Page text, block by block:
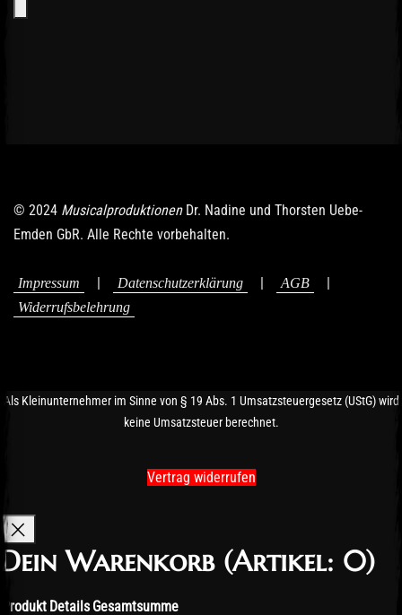
© 2024 MusicalproduktionenDr. Nadine und Thorsten Uebe-
Emden GbR. Alle Rechte vorbehalten.
Impressum Datenschutzerklärung AGB
Widerrufsbelehrung
Als Kleinunternehmer im Sinne von § 19 Abs. 1 Umsatzsteuergesetz (UStG) wird
keine Umsatzsteuer berechnet.
Vertrag widerrufen
Dein Warenkorb (Artikel: 0)
Produkt Details Gesamtsumme